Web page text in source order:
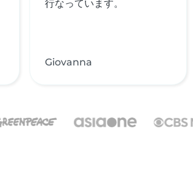
行なっています。
Giovanna